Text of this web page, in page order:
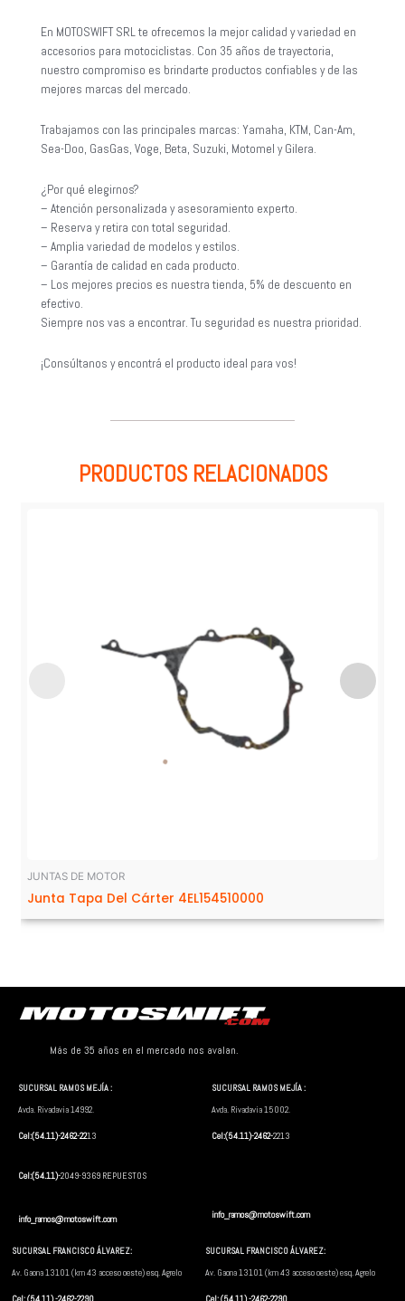
En MOTOSWIFT SRL te ofrecemos la mejor calidad y variedad en
accesorios para motociclistas. Con 35 años de trayectoria,
nuestro compromiso es brindarte productos confiables y de las
mejores marcas del mercado.
Trabajamos con las principales marcas: Yamaha, KTM, Can-Am,
Sea-Doo, GasGas, Voge, Beta, Suzuki, Motomel y Gilera.
¿Por qué elegirnos?
– Atención personalizada y asesoramiento experto.
– Reserva y retira con total seguridad.
– Amplia variedad de modelos y estilos.
– Garantía de calidad en cada producto.
– Los mejores precios es nuestra tienda, 5% de descuento en
efectivo.
Siempre nos vas a encontrar. Tu seguridad es nuestra prioridad.
¡Consúltanos y encontrá el producto ideal para vos!
PRODUCTOS RELACIONADOS
JUNTAS DE MOTOR
Junta Tapa Del Cárter 4EL154510000
Más de 35 años en el mercado nos avalan.
SUCURSAL RAMOS MEJÍA :
Avda. Rivadavia 14992.
Cel:(54.11)-2462-2213
Cel:(54.11)-2049-9369 REPUESTOS
info_ramos@motoswift.com
SUCURSAL RAMOS MEJÍA :
Avda. Rivadavia 15002.
Cel:(54.11)-2462-2213
info_ramos@motoswift.com
SUCURSAL FRANCISCO ÁLVAREZ:
Av. Gaona 13101 (km 43 acceso oeste) esq. Agrelo
SUCURSAL FRANCISCO ÁLVAREZ:
Av. Gaona 13101 (km 43 acceso oeste) esq. Agrelo